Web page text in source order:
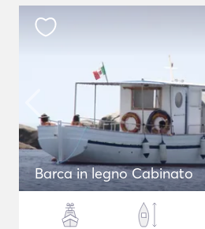
Barca in legno Cabinato